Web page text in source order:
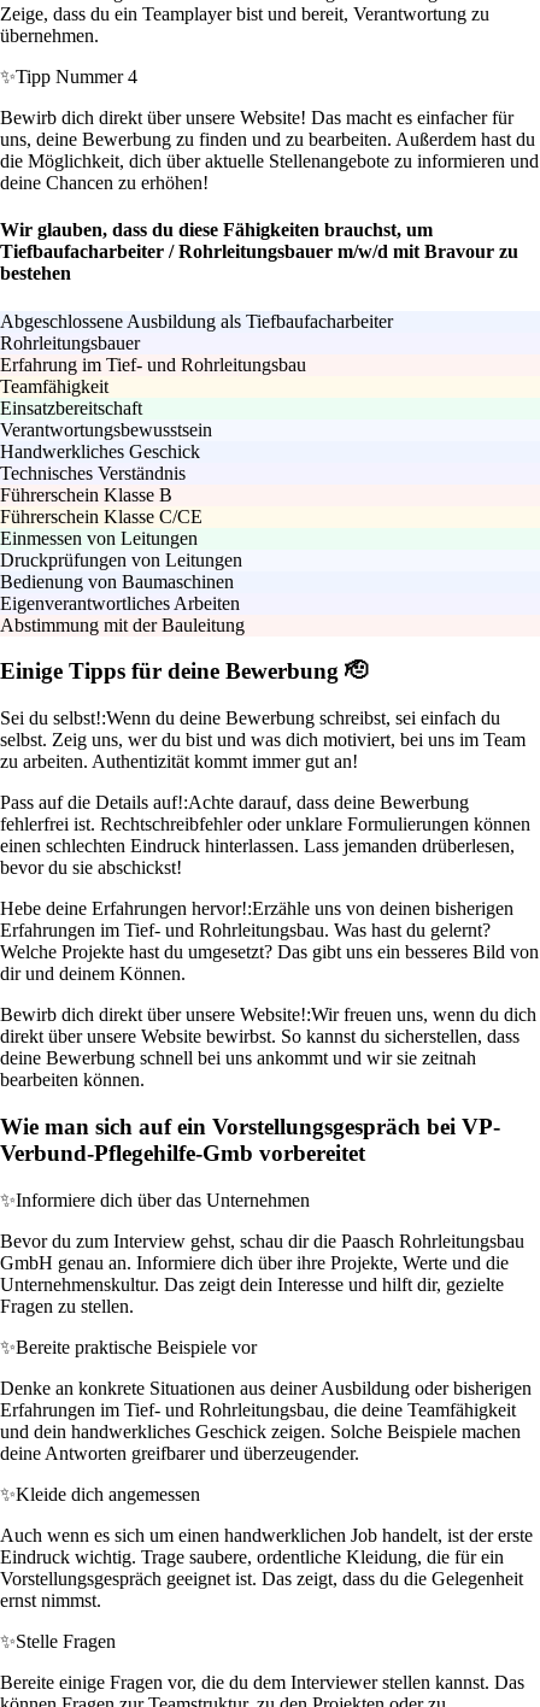
Zeige, dass du ein Teamplayer bist und bereit, Verantwortung zu
übernehmen.
✨Tipp Nummer 4
Bewirb dich direkt über unsere Website! Das macht es einfacher für
uns, deine Bewerbung zu finden und zu bearbeiten. Außerdem hast du
die Möglichkeit, dich über aktuelle Stellenangebote zu informieren und
deine Chancen zu erhöhen!
Wir glauben, dass du diese Fähigkeiten brauchst, um
Tiefbaufacharbeiter / Rohrleitungsbauer m/w/d mit Bravour zu
bestehen
Abgeschlossene Ausbildung als Tiefbaufacharbeiter
Rohrleitungsbauer
Erfahrung im Tief- und Rohrleitungsbau
Teamfähigkeit
Einsatzbereitschaft
Verantwortungsbewusstsein
Handwerkliches Geschick
Technisches Verständnis
Führerschein Klasse B
Führerschein Klasse C/CE
Einmessen von Leitungen
Druckprüfungen von Leitungen
Bedienung von Baumaschinen
Eigenverantwortliches Arbeiten
Abstimmung mit der Bauleitung
Einige Tipps für deine Bewerbung 🫡
Sei du selbst!:Wenn du deine Bewerbung schreibst, sei einfach du
selbst. Zeig uns, wer du bist und was dich motiviert, bei uns im Team
zu arbeiten. Authentizität kommt immer gut an!
Pass auf die Details auf!:Achte darauf, dass deine Bewerbung
fehlerfrei ist. Rechtschreibfehler oder unklare Formulierungen können
einen schlechten Eindruck hinterlassen. Lass jemanden drüberlesen,
bevor du sie abschickst!
Hebe deine Erfahrungen hervor!:Erzähle uns von deinen bisherigen
Erfahrungen im Tief- und Rohrleitungsbau. Was hast du gelernt?
Welche Projekte hast du umgesetzt? Das gibt uns ein besseres Bild von
dir und deinem Können.
Bewirb dich direkt über unsere Website!:Wir freuen uns, wenn du dich
direkt über unsere Website bewirbst. So kannst du sicherstellen, dass
deine Bewerbung schnell bei uns ankommt und wir sie zeitnah
bearbeiten können.
Wie man sich auf ein Vorstellungsgespräch bei VP-
Verbund-Pflegehilfe-Gmb vorbereitet
✨Informiere dich über das Unternehmen
Bevor du zum Interview gehst, schau dir die Paasch Rohrleitungsbau
GmbH genau an. Informiere dich über ihre Projekte, Werte und die
Unternehmenskultur. Das zeigt dein Interesse und hilft dir, gezielte
Fragen zu stellen.
✨Bereite praktische Beispiele vor
Denke an konkrete Situationen aus deiner Ausbildung oder bisherigen
Erfahrungen im Tief- und Rohrleitungsbau, die deine Teamfähigkeit
und dein handwerkliches Geschick zeigen. Solche Beispiele machen
deine Antworten greifbarer und überzeugender.
✨Kleide dich angemessen
Auch wenn es sich um einen handwerklichen Job handelt, ist der erste
Eindruck wichtig. Trage saubere, ordentliche Kleidung, die für ein
Vorstellungsgespräch geeignet ist. Das zeigt, dass du die Gelegenheit
ernst nimmst.
✨Stelle Fragen
Bereite einige Fragen vor, die du dem Interviewer stellen kannst. Das